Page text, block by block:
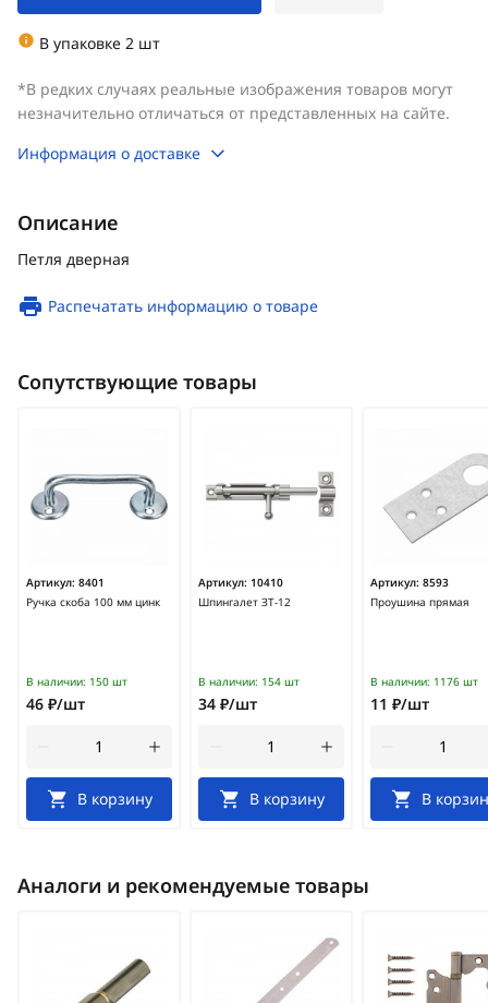
В упаковке 2 шт
*В редких случаях реальные изображения товаров могут
незначительно отличаться от представленных на сайте.
Информация о доставке
Описание
Петля дверная
Распечатать информацию о товаре
Сопутствующие товары
Артикул: 8401
Ручка скоба 100 мм цинк
В наличии: 150 шт
46 ₽/шт
В корзину
Артикул: 10410
Шпингалет ЗТ-12
В наличии: 154 шт
34 ₽/шт
В корзину
Артикул: 8593
Проушина прямая
В наличии: 1176 шт
11 ₽/шт
В
Аналоги и рекомендуемые товары